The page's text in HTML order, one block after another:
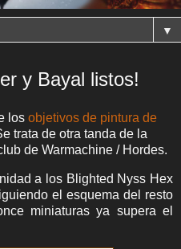
▼
y Bayal listos!
los objetivos de pintura de
trata de otra tanda de la
de Warmachine / Hordes.
a los Blighted Nyss Hex
el esquema del resto
miniaturas ya supera el